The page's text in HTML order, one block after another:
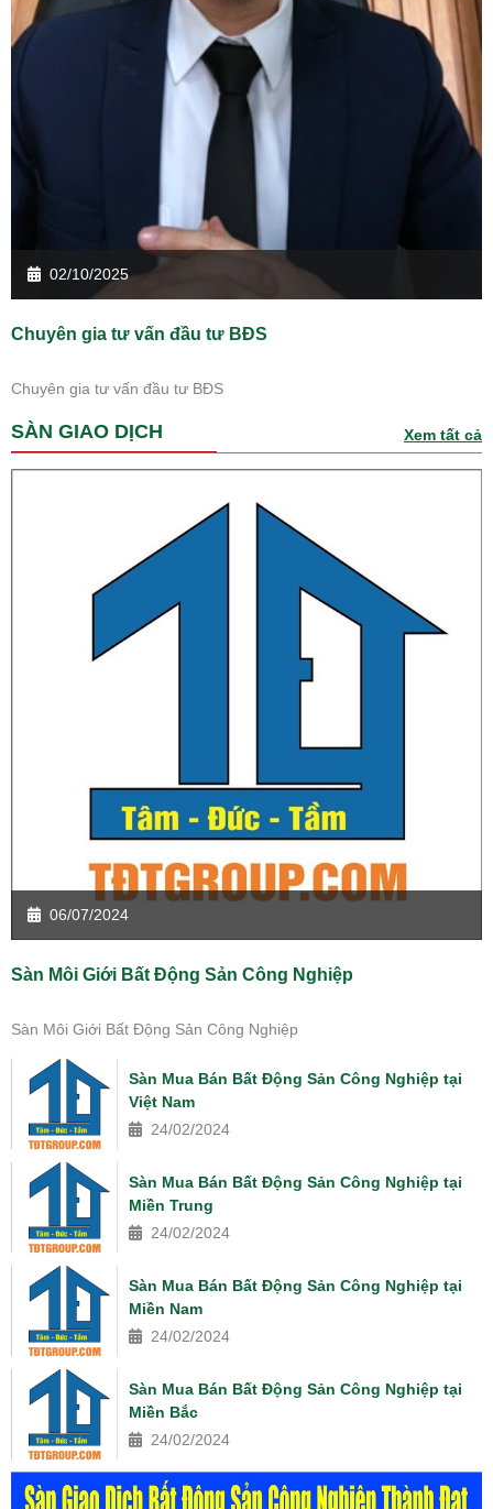
02/10/2025
Chuyên gia tư vấn đầu tư BĐS
Chuyên gia tư vấn đầu tư BĐS
SÀN GIAO DỊCH Xem tất cả
06/07/2024
Sàn Môi Giới Bất Động Sản Công Nghiệp
Sàn Môi Giới Bất Động Sản Công Nghiệp
Sàn Mua Bán Bất Động Sản Công Nghiệp tại
Việt Nam
24/02/2024
Sàn Mua Bán Bất Động Sản Công Nghiệp tại
Miền Trung
24/02/2024
Sàn Mua Bán Bất Động Sản Công Nghiệp tại
Miền Nam
24/02/2024
Sàn Mua Bán Bất Động Sản Công Nghiệp tại
Miền Bắc
24/02/2024